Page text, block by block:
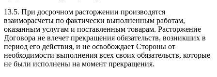
13.5. При досрочном расторжении производятся
взаиморасчеты по фактически выполненным работам,
оказанным услугам и поставленным товарам. Расторжение
Договора не влечет прекращения обязательств, возникших в
период его действия, и не освобождает Стороны от
необходимости выполнения всех своих обязательств, которые
не были исполнены на момент прекращения.